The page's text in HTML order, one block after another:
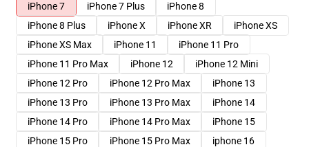
iPhone 7
iPhone 7 Plus
iPhone 8
iPhone 8 Plus
iPhone X iPhone XR
iPhone XS
iPhone XS Max
iPhone 11
iPhone 11 Pro
iPhone 11 Pro Max
iPhone 12
iPhone 12 Mini
iPhone 12 Pro
iPhone 12 Pro Max
iPhone 13
iPhone 13 Pro
iPhone 13 Pro Max
iPhone 14
iPhone 14 Pro
iPhone 14 Pro Max
iPhone 15
iPhone 15 Pro
iPhone 15 Pro Max
iphone 16